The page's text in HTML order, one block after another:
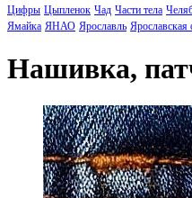
Цифры Цыпленок Чад Части тела
Ямайка ЯНАО Ярославль Ярославская
Нашивка,